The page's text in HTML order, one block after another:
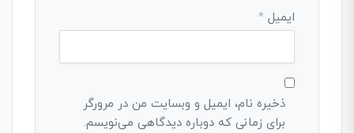
ایمیل *
ذخیره نام، ایمیل و وبسایت من در مرورگر
برای زمانی که دوباره دیدگاهی می‌نویسم.